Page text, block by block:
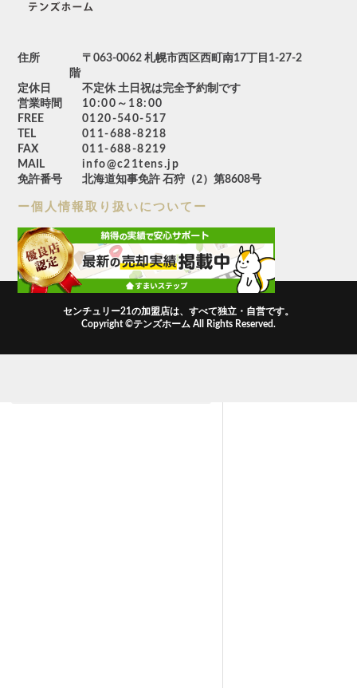
築年数
小学校区
住所
〒063-0062 札幌市西区西町南17丁目1-27-2
階
定休日
不定休 土日祝は完全予約制です
営業時間
10:00～18:00
FREE
0120-540-517
TEL
011-688-8218
FAX
011-688-8219
MAIL
info@c21tens.jp
免許番号
北海道知事免許 石狩（2）第8608号
ー個人情報取り扱いについてー
センチュリー21の加盟店は、すべて独立・自営です。
Copyright ©テンズホーム All Rights Reserved.